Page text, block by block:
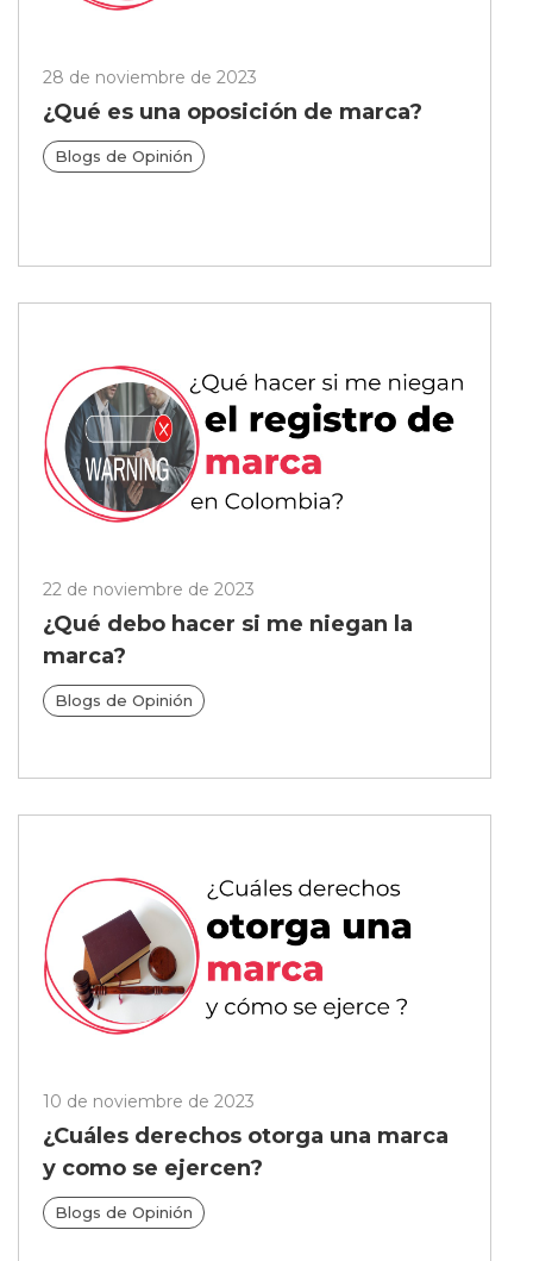
28 de noviembre de 2023
¿Qué es una oposición de marca?
Blogs de Opinión
22 de noviembre de 2023
¿Qué debo hacer si me niegan la
marca?
Blogs de Opinión
10 de noviembre de 2023
¿Cuáles derechos otorga una marca
y como se ejercen?
Blogs de Opinión